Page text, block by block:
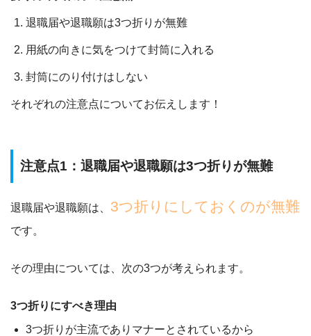
退職届や退職願は3つ折りが無難
用紙の向きに気をつけて封筒に入れる
封筒にのり付けはしない
それぞれの注意点についてお伝えします！
注意点1：退職届や退職願は3つ折りが無難
退職届や退職願は、 3つ折りにしておくのが無難
です。
その理由については、次の3つが考えられます。
3つ折りにすべき理由
3つ折りが主流でありマナーとされているから